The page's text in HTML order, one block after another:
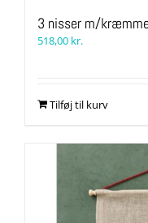
3 nisser m/
518,00 kr.
Tilføj til kurv